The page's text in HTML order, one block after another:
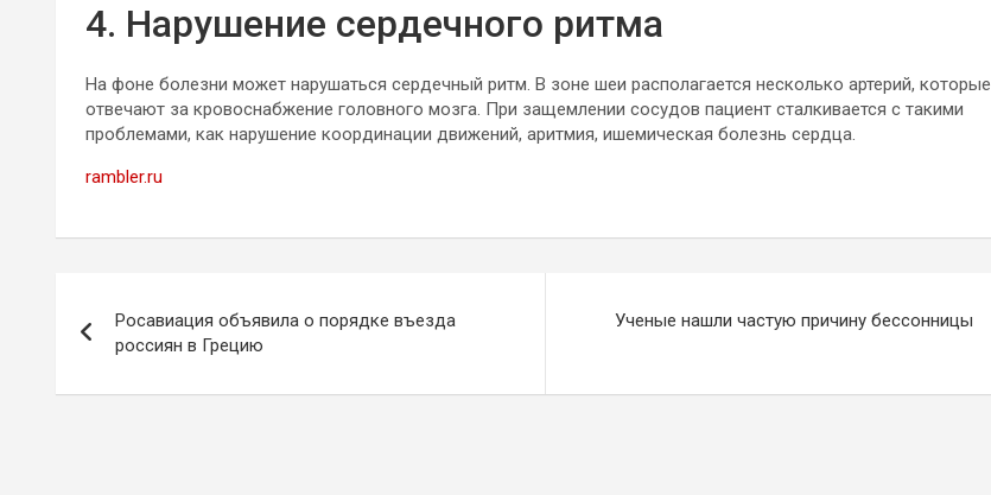
4. Нарушение сердечного ритма
На фоне болезни может нарушаться сердечный ритм. В зоне шеи располагается несколько артерий, которые
отвечают за кровоснабжение головного мозга. При защемлении сосудов пациент сталкивается с такими
проблемами, как нарушение координации движений, аритмия, ишемическая болезнь сердца.
rambler.ru
по
записям
Росавиация объявила о порядке въезда
россиян в Грецию
Ученые нашли частую причину бессонницы